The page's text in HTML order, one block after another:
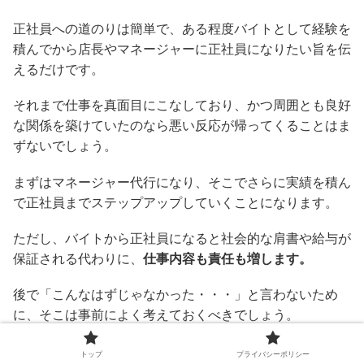
正社員への道のりは簡単で、ある程度バイトとして経験を
積んでから店長やマネージャーに正社員になりたい旨を伝
えるだけです。
それまで仕事を真面目にこなしており、かつ周囲とも良好
な関係を築けていたのなら悪い反応が帰ってくることはま
ずないでしょう。
まずはマネージャー代行になり、そこでさらに実績を積ん
で正社員までステップアップしていくことになります。
ただし、バイトから正社員になると社会的な肩書や給与が
保証される代わりに、 仕事内容も責任も増します。
後で「こんなはずじゃなかった・・・」と言わないため
に、そこは事前によく考えておくべきでしょう。
トップ プライバシーポリシー